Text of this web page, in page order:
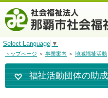
Select Language ▼
トップページ ＞ 事業案内 ＞ 地域福祉活動
福祉活動団体の助